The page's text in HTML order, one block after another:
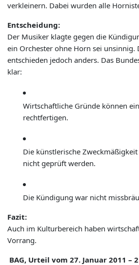
verkleinern. Dabei wurden alle
Entscheidung:
Der Musiker klagte gegen die
ein Orchester ohne Horn sei unsinnig.
entschieden jedoch anders. Das
klar:
Wirtschaftliche Gründe können
rechtfertigen.
Die künstlerische
nicht geprüft werden.
Die Kündigung war nicht
Fazit:
Auch im Kulturbereich haben
Vorrang.
BAG, Urteil vom 27. Januar 2011 –